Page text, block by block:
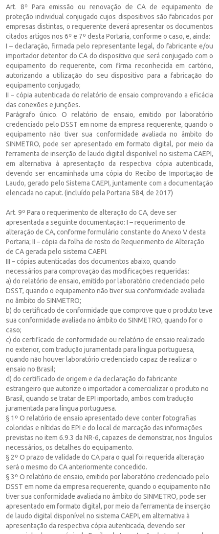
Art. 8º Para emissão ou renovação de CA de equipamento de
proteção individual conjugado cujos dispositivos são fabricados por
empresas distintas, o requerente deverá apresentar os documentos
citados artigos nos 6º e 7º desta Portaria, conforme o caso, e, ainda:
I – declaração, firmada pelo representante legal, do fabricante e/ou
importador detentor do CA do dispositivo que será conjugado com o
equipamento do requerente, com firma reconhecida em cartório,
autorizando a utilização do seu dispositivo para a fabricação do
equipamento conjugado;
II – cópia autenticada do relatório de ensaio comprovando a eficácia
das conexões e junções.
Parágrafo único. O relatório de ensaio, emitido por laboratório
credenciado pelo DSST em nome da empresa requerente, quando o
equipamento não tiver sua conformidade avaliada no âmbito do
SINMETRO, pode ser apresentado em formato digital, por meio da
ferramenta de inserção de laudo digital disponível no sistema CAEPI,
em alternativa à apresentação da respectiva cópia autenticada,
devendo ser encaminhada uma cópia do Recibo de Importação de
Laudo, gerado pelo Sistema CAEPI, juntamente com a documentação
elencada no caput. (incluído pela Portaria 584, de 2017)
Art. 9º Para o requerimento de alteração do CA, deve ser
apresentada a seguinte documentação: I – requerimento de
alteração de CA, conforme formulário constante do Anexo V desta
Portaria; II – cópia da folha de rosto do Requerimento de Alteração
de CA gerada pelo sistema CAEPI.
III – cópias autenticadas dos documentos abaixo, quando
necessários para comprovação das modificações requeridas:
a) do relatório de ensaio, emitido por laboratório credenciado pelo
DSST, quando o equipamento não tiver sua conformidade avaliada
no âmbito do SINMETRO;
b) do certificado de conformidade que comprove que o produto teve
sua conformidade avaliada no âmbito do SINMETRO, quando for o
caso;
c) do certificado de conformidade ou relatório de ensaio realizado
no exterior, com tradução juramentada para língua portuguesa,
quando não houver laboratório credenciado capaz de realizar o
ensaio no Brasil;
d) do certificado de origem e da declaração do fabricante
estrangeiro que autorize o importador a comercializar o produto no
Brasil, quando se tratar de EPI importado, ambos com tradução
juramentada para língua portuguesa.
§ 1º O relatório de ensaio apresentado deve conter fotografias
coloridas e nítidas do EPI e do local de marcação das informações
previstas no item 6.9.3 da NR-6, capazes de demonstrar, nos ângulos
necessários, os detalhes do equipamento.
§ 2º O prazo de validade do CA para o qual foi requerida alteração
será o mesmo do CA anteriormente concedido.
§ 3º O relatório de ensaio, emitido por laboratório credenciado pelo
DSST em nome da empresa requerente, quando o equipamento não
tiver sua conformidade avaliada no âmbito do SINMETRO, pode ser
apresentado em formato digital, por meio da ferramenta de inserção
de laudo digital disponível no sistema CAEPI, em alternativa à
apresentação da respectiva cópia autenticada, devendo ser